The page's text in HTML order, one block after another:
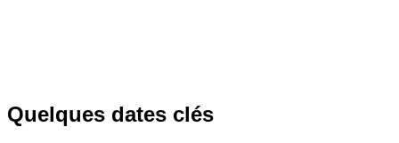
Quelques dates clés